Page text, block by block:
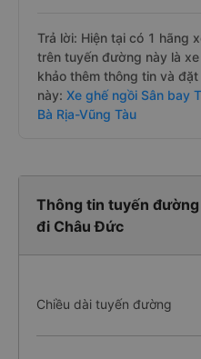
Trả lời: Hiện tại có 1 hãng
trên tuyến đường này là
khảo thêm thông tin và
này: Xe ghế ngồi Sân bay
Bà Rịa-Vũng Tàu
Thông tin tuyến đường
đi Châu Đức
Chiều dài tuyến đường